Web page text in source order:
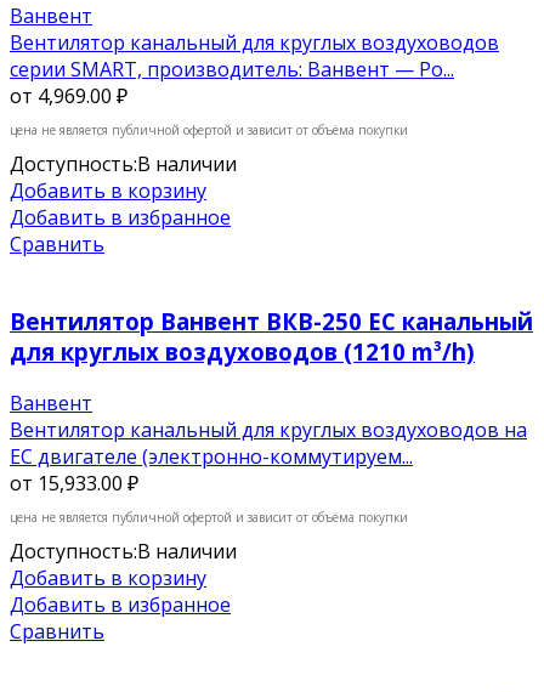
Ванвент
Вентилятор канальный для круглых воздуховодов
серии SMART, производитель: Ванвент — Ро...
от 4,969.00 ₽
цена не является публичной офертой и зависит от объёма покупки
Доступность:В наличии
Добавить в корзину
Добавить в избранное
Сравнить
Вентилятор Ванвент ВКВ-250 EC канальный
для круглых воздуховодов (1210 m³/h)
Ванвент
Вентилятор канальный для круглых воздуховодов на
ЕС двигателе (электронно-коммутируем...
от 15,933.00 ₽
цена не является публичной офертой и зависит от объёма покупки
Доступность:В наличии
Добавить в корзину
Добавить в избранное
Сравнить